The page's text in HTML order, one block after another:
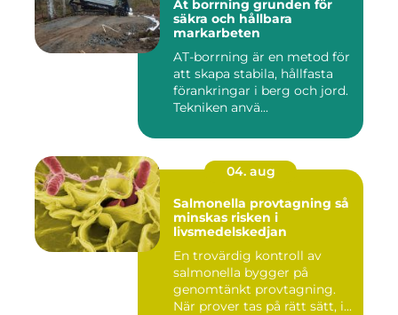
At borrning grunden för
säkra och hållbara
markarbeten
AT-borrning är en metod för
att skapa stabila, hållfasta
förankringar i berg och jord.
Tekniken anvä...
04. aug
Salmonella provtagning så
minskas risken i
livsmedelskedjan
En trovärdig kontroll av
salmonella bygger på
genomtänkt provtagning.
När prover tas på rätt sätt, i...